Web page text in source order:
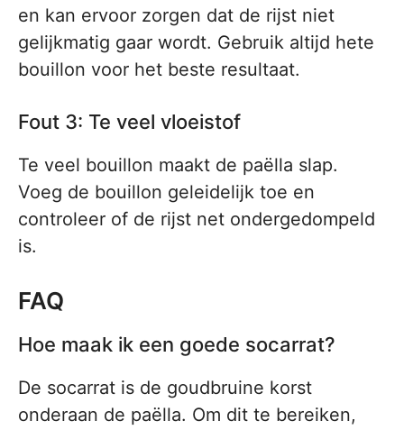
en kan ervoor zorgen dat de rijst niet
gelijkmatig gaar wordt. Gebruik altijd hete
bouillon voor het beste resultaat.
Fout 3: Te veel vloeistof
Te veel bouillon maakt de paëlla slap.
Voeg de bouillon geleidelijk toe en
controleer of de rijst net ondergedompeld
is.
FAQ
Hoe maak ik een goede socarrat?
De socarrat is de goudbruine korst
onderaan de paëlla. Om dit te bereiken,